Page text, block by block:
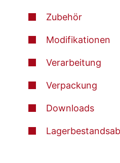
Zubehör
Modifikationen
Verarbeitung
Verpackung
Downloads